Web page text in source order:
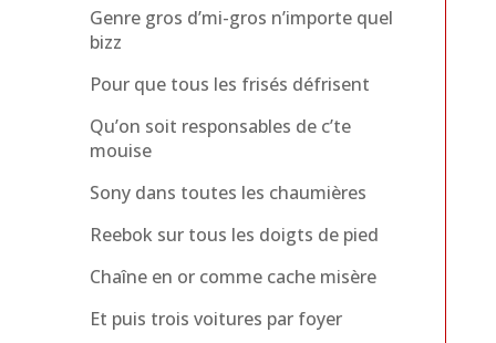
Genre gros d’mi-gros n’importe quel
bizz
Pour que tous les frisés défrisent
Qu’on soit responsables de c’te
mouise
Sony dans toutes les chaumières
Reebok sur tous les doigts de pied
Chaîne en or comme cache misère
Et puis trois voitures par foyer